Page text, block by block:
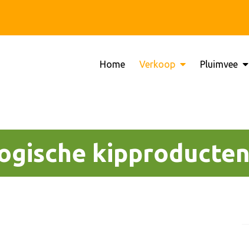
Home Verkoop Pluimvee
kipproducten